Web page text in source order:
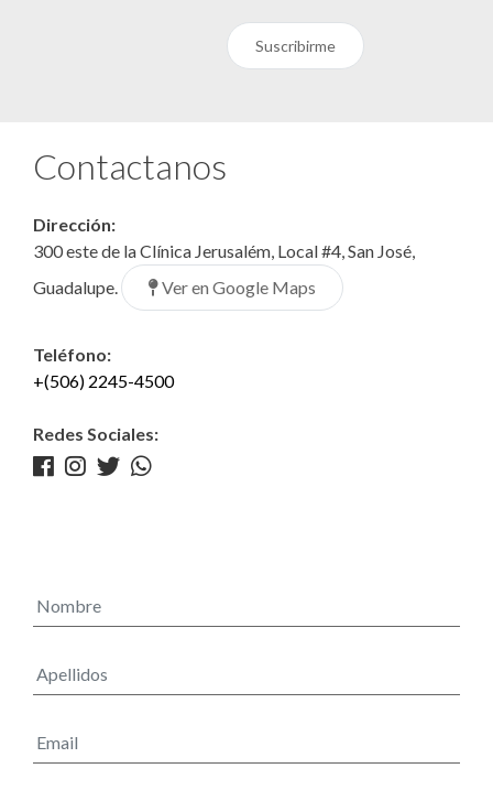
Suscribirme
Contactanos
Dirección:
300 este de la Clínica Jerusalém, Local #4, San José,
Guadalupe.
Ver en Google Maps
Teléfono:
+(506) 2245-4500
Redes Sociales: